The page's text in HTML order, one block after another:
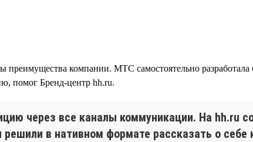
компании. МТС самостоятельно
помог Бренд-центр hh.ru.
через все каналы коммуникации. На hh.ru
в нативном формате рассказать о себе